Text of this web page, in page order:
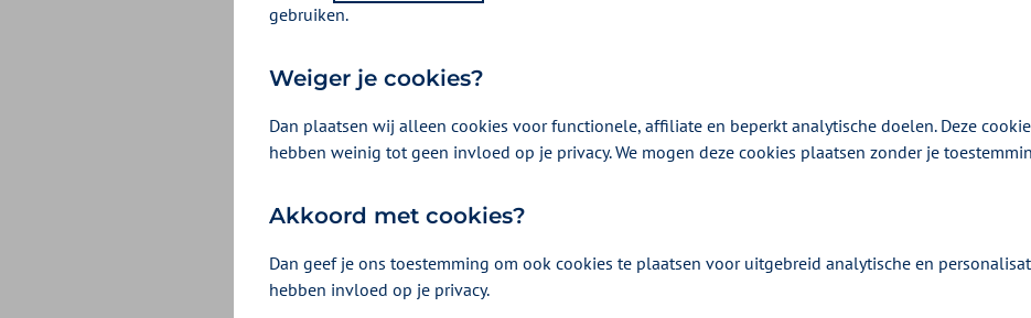
Cancellation - bvu
Policy documents - pol
Claims overview - dov
gebruiken.
Weiger je cookies?
Dan plaatsen wij alleen cookies voor functionele, affiliate en beperkt analytische doelen. Deze
hebben weinig tot geen invloed op je privacy. We mogen deze cookies plaatsen zonder je
Akkoord met cookies?
Dan geef je ons toestemming om ook cookies te plaatsen voor uitgebreid analytische en
hebben invloed op je privacy.